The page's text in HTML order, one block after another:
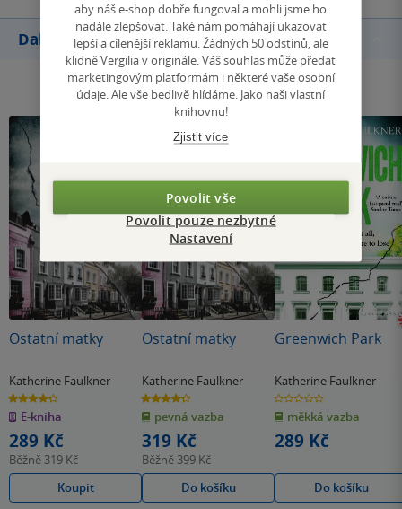
Další knihy autora
Ostatní matky
Katherine Faulkner
4.3
z
5
hvězdiček
E-kniha
289 Kč
Běžně 319 Kč
Koupit
Ostatní matky
Katherine Faulkner
4.3
z
5
hvězdiček
pevná vazba
319 Kč
Běžně 399 Kč
Do košíku
Greenwich Park
Katherine Faulkner
0.0
z
5
hvězdiček
měkká vazba
289 Kč
Do košíku
aby náš e-shop dobře fungoval a mohli jsme ho
nadále zlepšovat. Také nám pomáhají ukazovat
lepší a cílenější reklamu. Žádných 50 odstínů, ale
klidně Vergilia v originále. Váš souhlas může předat
marketingovým platformám i některé vaše osobní
údaje. Ale vše bedlivě hlídáme. Jako naši vlastní
knihovnu!
Zjistit více
Povolit vše
Povolit pouze nezbytné
Nastavení